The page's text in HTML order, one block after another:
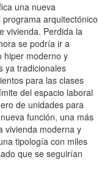
una nueva
arquitectónico
vivienda. Perdida la
se podría ir a
hiper moderno y
ya tradicionales
para las clases
del espacio laboral
de unidades para
función, una más
vivienda moderna y
tipología con miles
que se seguirían